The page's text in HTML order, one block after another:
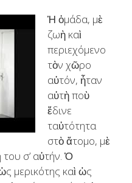
Ἡ ὁμάδα, μὲ
ζωὴ καὶ
περιεχόμενο
τὸν χῶρο
αὐτόν, ἦταν
αὐτὴ ποὺ
ἔδινε
ταὐτότητα
στὸ ἄτομο, μὲ
σ’ αὐτήν. Ὁ
μερικότης καὶ ὡς